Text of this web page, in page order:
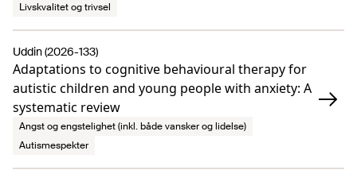
Livskvalitet og trivsel
Adaptations to cognitive behavioural therapy for
autistic children and young people with anxiety: A
systematic review
Uddin (2026-133)
Angst og engstelighet (inkl. både vansker og lidelse)
Autismespekter